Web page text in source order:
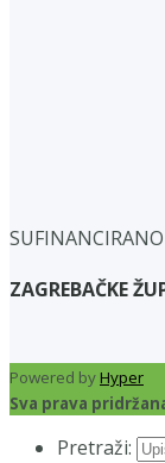
ZAGREBAČKE
Powered byHyper
Sva prava
Pretraži: